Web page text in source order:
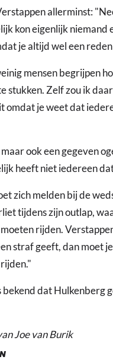
allerminst:
kon eigenlijk
je altijd wel een
mensen begrijpen
stukken. Zelf zou ik
omdat je weet dat
ook een gegeven
heeft niet iedereen
zich melden bij de
tijdens zijn outlap,
rijden.
straf geeft, dan moet
bekend dat Hulkenberg
Joe van Burik